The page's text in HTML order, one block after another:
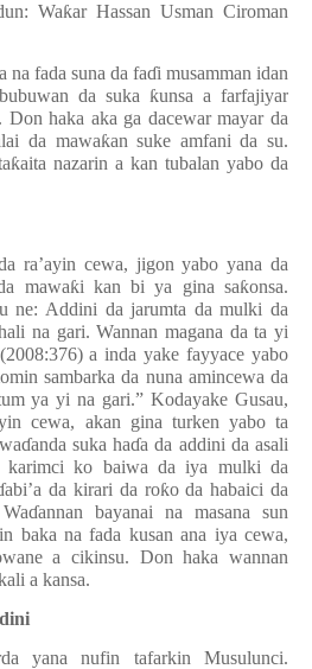
Waƙar Hassan Usman Ciroman
na fada suna da faɗi musamman idan
da suka ƙunsa a farfajiyar
Don haka aka ga dacewar mayar da
da mawaƙan suke amfani da su.
ƙaita nazarin a kan tubalan yabo da
ra’ayin cewa, jigon yabo yana da
mawaƙi kan bi ya gina saƙonsa.
ne: Addini da jarumta da mulki da
na gari. Wannan magana da ta yi
a inda yake fayyace yabo
sambarka da nuna amincewa da
ya yi na gari.” Kodayake Gusau,
cewa, akan gina turken yabo ta
ɗanda suka haɗa da addini da asali
karimci ko baiwa da iya mulki da
abi’a da kirari da roƙo da habaici da
ɗannan bayanai na masana sun
in baka na fada kusan ana iya cewa,
a cikinsu. Don haka wannan
a kansa.
yana nufin tafarkin Musulunci.